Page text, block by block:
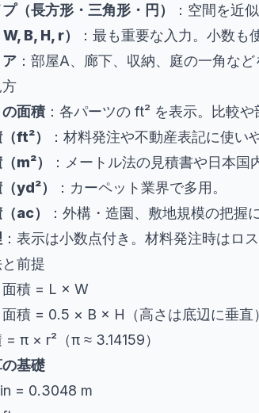
（長方形・三角形・円）
：空間を近
B, H, r）
：最も重要な入力。小数
：部屋A、廊下、収納、庭の一角な
面積：各パーツの ft² を表示。比較や
ft²）
：材料発注や不動産表記に使い
m²）
：メートル法の見積書や日本国
yd²）
：カーペット業界で多用。
ac）
：外構・造園、敷地規模の把握
：表示は小数点付き。材料発注時はロ
前提
面積 = L × W
面積 = 0.5 × B × H（高さは底辺に垂直）
= π × r²（π ≈ 3.14159）
基礎
= 0.3048 m